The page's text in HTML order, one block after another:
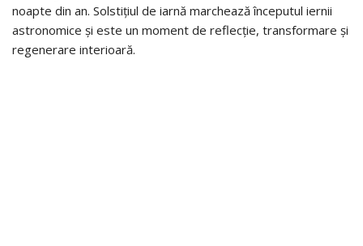
noapte din an. Solstițiul de iarnă marchează începutul iernii
astronomice și este un moment de reflecție, transformare și
regenerare interioară.